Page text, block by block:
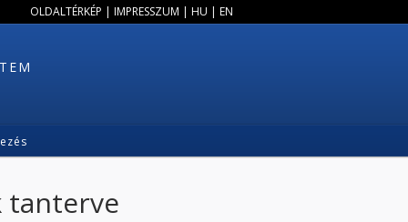
OLDALTÉRKÉP | IMPRESSZUM | HU | EN
tanterve